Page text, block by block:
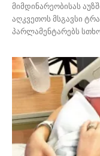
მიმდინარეობისას
აღკვეთოს მსგავსი
პარლამენტარებს